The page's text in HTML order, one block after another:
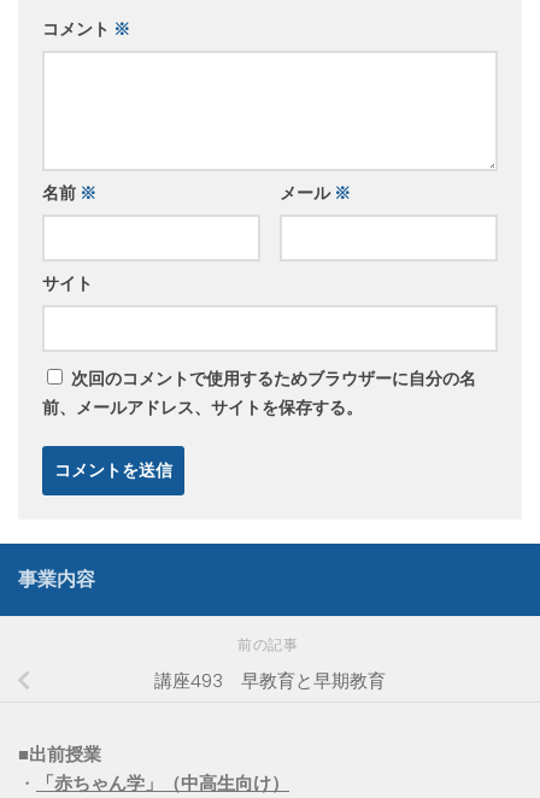
コメント ※
名前 ※ メール ※
サイト
次回のコメントで使用するためブラウザーに自分の名
前、メールアドレス、サイトを保存する。
事業内容
前の記事
講座493 早教育と早期教育
■出前授業
・
「赤ちゃん学」（中高生向け）